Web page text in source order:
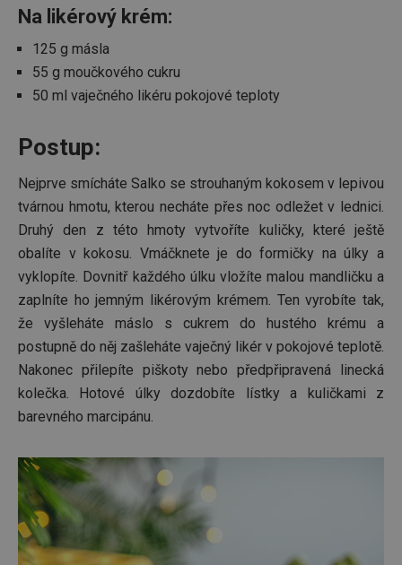
Na likérový krém:
125 g másla
55 g moučkového cukru
50 ml vaječného likéru pokojové teploty
Postup:
Nejprve smícháte Salko se strouhaným kokosem v lepivou
tvárnou hmotu, kterou necháte přes noc odležet v lednici.
Druhý den z této hmoty vytvoříte kuličky, které ještě
obalíte v kokosu. Vmáčknete je do formičky na úlky a
vyklopíte. Dovnitř každého úlku vložíte malou mandličku a
zaplníte ho jemným likérovým krémem. Ten vyrobíte tak,
že vyšleháte máslo s cukrem do hustého krému a
postupně do něj zašleháte vaječný likér v pokojové teplotě.
Nakonec přilepíte piškoty nebo předpřipravená linecká
kolečka. Hotové úlky dozdobíte lístky a kuličkami z
barevného marcipánu.